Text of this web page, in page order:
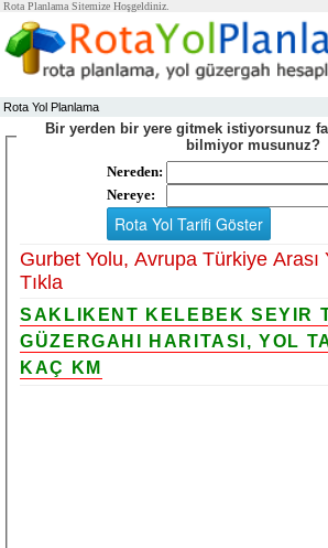
Rota Planlama Sitemize Hoşgeldiniz.
Rota Yol Planlama
Bir yerden bir yere gitmek istiyorsunuz
bilmiyor musunuz?
Nereden:
Nereye:
Gurbet Yolu, Avrupa Türkiye Arası
Tıkla
SAKLIKENT KELEBEK SEYIR
GÜZERGAHI HARITASI, YOL
KAÇ KM